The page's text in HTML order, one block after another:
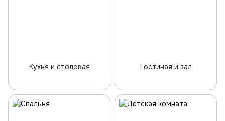
Кухня и столовая Гостиная и зал